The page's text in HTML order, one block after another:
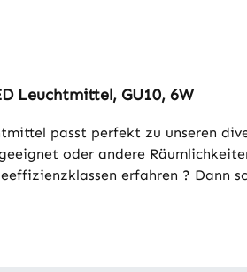
Leuchtmittel, GU10, 6W
passt perfekt zu unseren
oder andere
erfahren ? Dann